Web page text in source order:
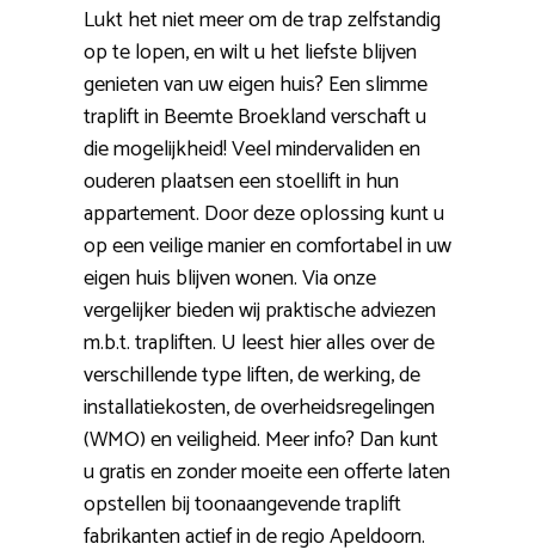
Lukt het niet meer om de trap zelfstandig
op te lopen, en wilt u het liefste blijven
genieten van uw eigen huis? Een slimme
traplift in Beemte Broekland verschaft u
die mogelijkheid! Veel mindervaliden en
ouderen plaatsen een stoellift in hun
appartement. Door deze oplossing kunt u
op een veilige manier en comfortabel in uw
eigen huis blijven wonen. Via onze
vergelijker bieden wij praktische adviezen
m.b.t. trapliften. U leest hier alles over de
verschillende type liften, de werking, de
installatiekosten, de overheidsregelingen
(WMO) en veiligheid. Meer info? Dan kunt
u gratis en zonder moeite een offerte laten
opstellen bij toonaangevende traplift
fabrikanten actief in de regio Apeldoorn.